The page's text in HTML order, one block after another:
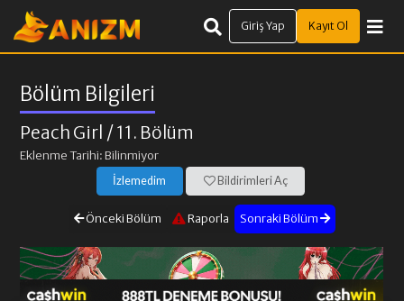
Giriş Yap Kayıt Ol
Bölüm Bilgileri
Peach Girl / 11. Bölüm
Eklenme Tarihi: Bilinmiyor
İzlemedim Bildirimleri Aç
Önceki Bölüm Raporla Sonraki Bölüm